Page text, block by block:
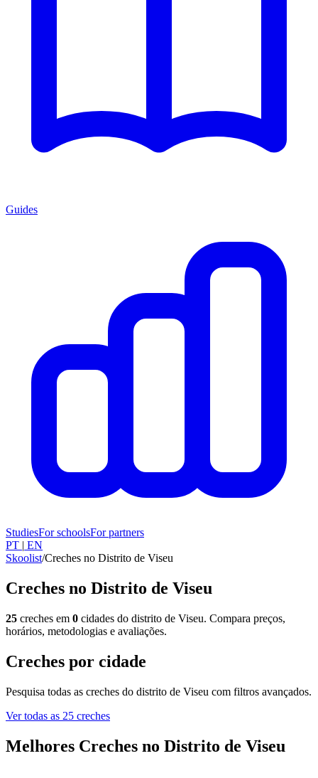
Guides
StudiesFor schoolsFor partners
PT | EN
Skoolist/Creches no Distrito de Viseu
Creches no Distrito de Viseu
25 creches em 0 cidades do distrito de Viseu. Compara preços,
horários, metodologias e avaliações.
Creches por cidade
Pesquisa todas as creches do distrito de Viseu com filtros avançados.
Ver todas as 25 creches
Melhores Creches no Distrito de Viseu